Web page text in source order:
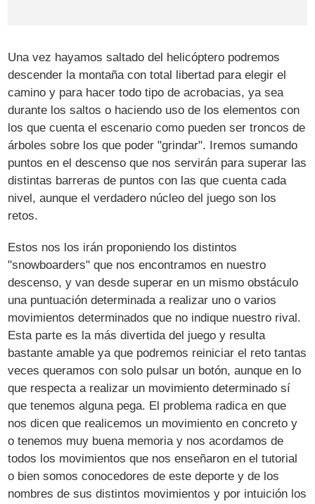
Una vez hayamos saltado del helicóptero podremos
descender la montaña con total libertad para elegir el
camino y para hacer todo tipo de acrobacias, ya sea
durante los saltos o haciendo uso de los elementos con
los que cuenta el escenario como pueden ser troncos de
árboles sobre los que poder "grindar". Iremos sumando
puntos en el descenso que nos servirán para superar las
distintas barreras de puntos con las que cuenta cada
nivel, aunque el verdadero núcleo del juego son los
retos.
Estos nos los irán proponiendo los distintos
"snowboarders" que nos encontramos en nuestro
descenso, y van desde superar en un mismo obstáculo
una puntuación determinada a realizar uno o varios
movimientos determinados que no indique nuestro rival.
Esta parte es la más divertida del juego y resulta
bastante amable ya que podremos reiniciar el reto tantas
veces queramos con solo pulsar un botón, aunque en lo
que respecta a realizar un movimiento determinado sí
que tenemos alguna pega. El problema radica en que
nos dicen que realicemos un movimiento en concreto y
o tenemos muy buena memoria y nos acordamos de
todos los movimientos que nos enseñaron en el tutorial
o bien somos conocedores de este deporte y de los
nombres de sus distintos movimientos y por intuición los